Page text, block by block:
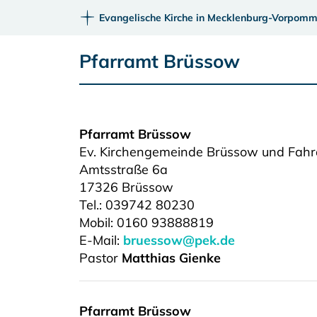
Evangelische Kirche in Mecklenburg-
Pfarramt Brüssow
Pfarramt Brüssow
Ev. Kirchengemeinde Brüssow und
Amtsstraße 6a
17326 Brüssow
Tel.: 039742 80230
Mobil: 0160 93888819
E-Mail: bruessow@pek.de
Pastor Matthias Gienke
Pfarramt Brüssow